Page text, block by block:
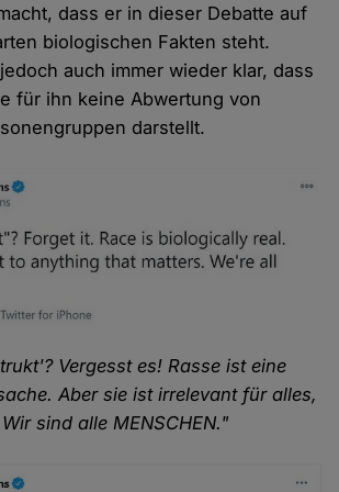
dass er in dieser Debatte auf
biologischen Fakten steht.
auch immer wieder klar, dass
für ihn keine Abwertung von
darstellt.
Vergesst es! Rasse ist eine
Aber sie ist irrelevant für alles,
sind alle MENSCHEN."